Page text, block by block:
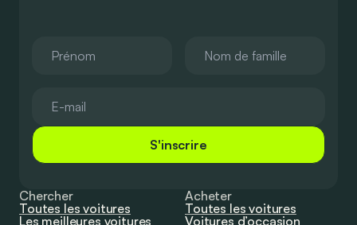
S'inscrire
Chercher
Toutes les voitures
Les meilleures voitures
Acheter
Toutes les voitures
Voitures d’occasion